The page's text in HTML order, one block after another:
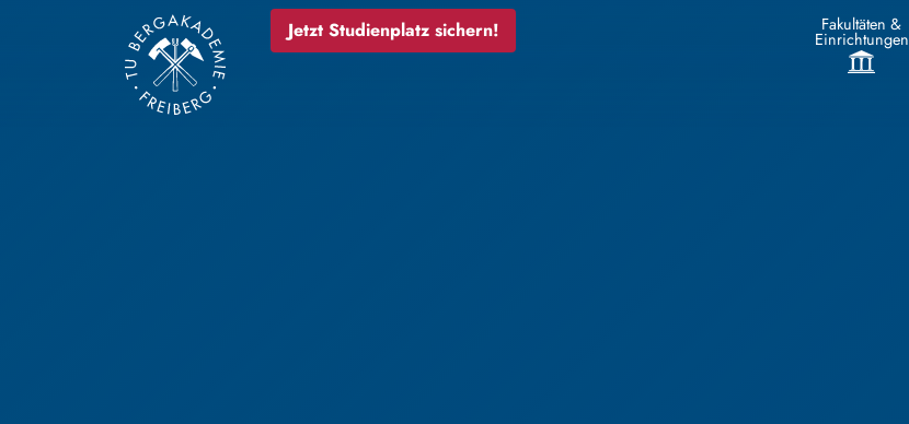
Jetzt Studienplatz sichern! Fakultäten &
Einrichtungen